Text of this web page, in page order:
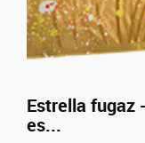
Estrella fugaz
es...